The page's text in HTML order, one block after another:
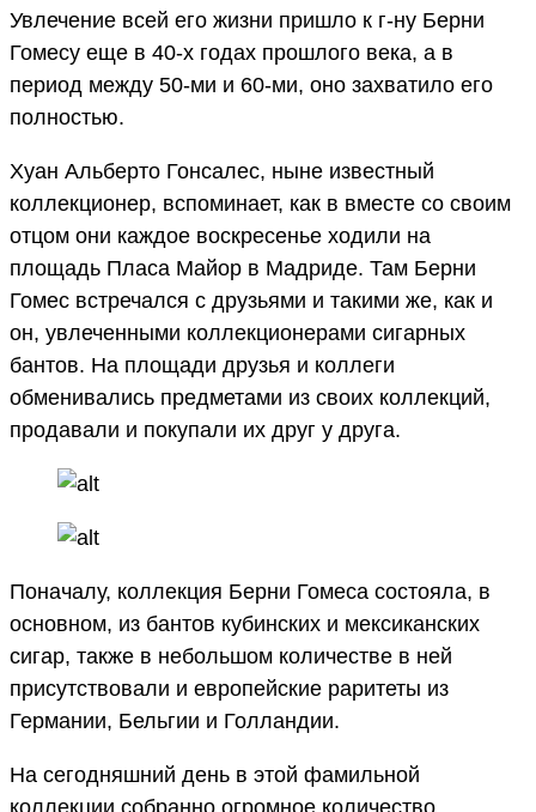
Увлечение всей его жизни пришло к г-ну Берни
Гомесу еще в 40-х годах прошлого века, а в
период между 50-ми и 60-ми, оно захватило его
полностью.
Хуан Альберто Гонсалес, ныне известный
коллекционер, вспоминает, как в вместе со своим
отцом они каждое воскресенье ходили на
площадь Пласа Майор в Мадриде. Там Берни
Гомес встречался с друзьями и такими же, как и
он, увлеченными коллекционерами сигарных
бантов. На площади друзья и коллеги
обменивались предметами из своих коллекций,
продавали и покупали их друг у друга.
Поначалу, коллекция Берни Гомеса состояла, в
основном, из бантов кубинских и мексиканских
сигар, также в небольшом количестве в ней
присутствовали и европейские раритеты из
Германии, Бельгии и Голландии.
На сегодняшний день в этой фамильной